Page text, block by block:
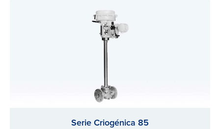
Serie Criogénica 85